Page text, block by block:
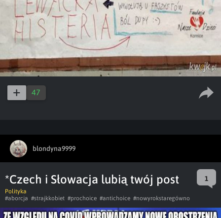
47
blondyna9999
*Czech i Słowacja lubią twój post 1
Polityka
#aborcja #strajkkobiet #prochoice #antichoice #nowyrokstaregówno